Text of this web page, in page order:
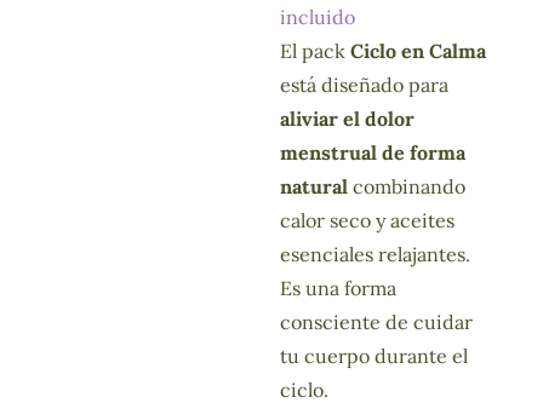
incluido
El packCiclo en Calma
está diseñado para
aliviar el dolor
menstrual de forma
natural combinando
calor seco y aceites
esenciales relajantes.
Es una forma
consciente de cuidar
tu cuerpo durante el
ciclo.